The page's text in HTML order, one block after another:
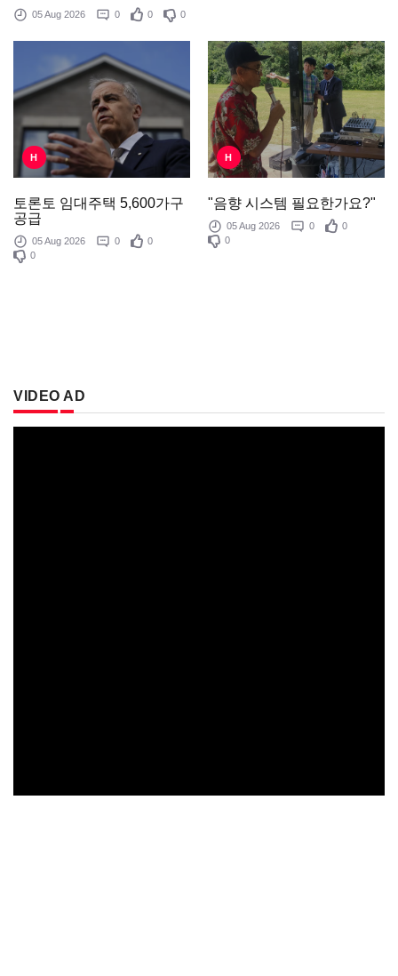
05 Aug 2026 0 0 0
H
토론토 임대주택 5,600가구
공급
05 Aug 2026 0
0
0
H
"음향 시스템 필요한가요?"
05 Aug 2026 0
0
0
VIDEO AD